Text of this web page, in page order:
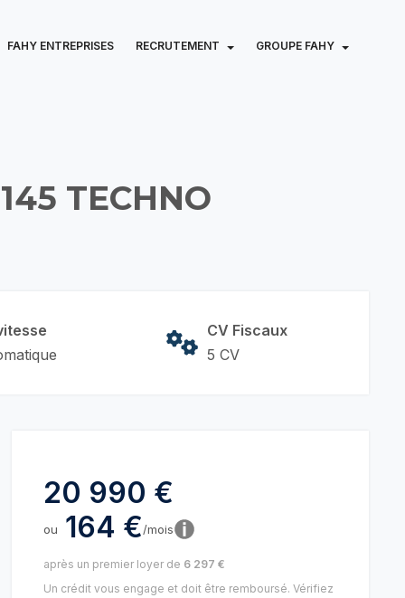
FAHY ENTREPRISES RECRUTEMENT GROUPE FAHY
TECHNO
CV Fiscaux
5 CV
20 990 €
ou 164 €/mois
après un premier loyer de 6 297 €
Un crédit vous engage et doit être remboursé. Vérifiez